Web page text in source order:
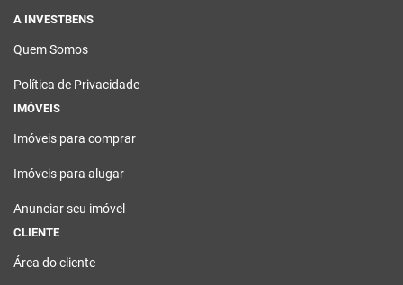
A INVESTBENS
Quem Somos
Política de Privacidade
IMÓVEIS
Imóveis para comprar
Imóveis para alugar
Anunciar seu imóvel
CLIENTE
Área do cliente